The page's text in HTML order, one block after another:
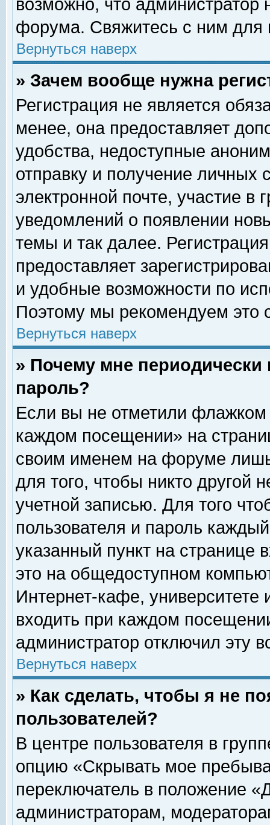
возможно, что
форума. Свяжитесь с ним для
Вернуться наверх
» Зачем вообще нужна
Регистрация не является
менее, она предоставляет
удобства, недоступные
отправку и получение личных
электронной почте, участие в
уведомлений о появлении
темы и так далее.
предоставляет
и удобные возможности по
Поэтому мы рекомендуем это
Вернуться наверх
» Почему мне
пароль?
Если вы не отметили флажком
каждом посещении» на
своим именем на форуме
для того, чтобы никто другой
учетной записью. Для того
пользователя и пароль
указанный пункт на
это на общедоступном
Интернет-кафе, университете
входить при каждом
администратор отключил эту
Вернуться наверх
» Как сделать, чтобы я не
пользователей?
В центре пользователя в
опцию «Скрывать мое
переключатель в положение
администраторам,